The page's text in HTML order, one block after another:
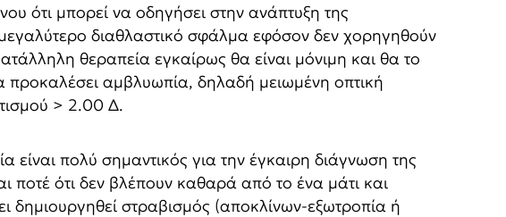
ότι μπορεί να οδηγήσει στην ανάπτυξη της
διαθλαστικό σφάλμα εφόσον δεν χορηγηθούν
θεραπεία εγκαίρως θα είναι μόνιμη και θα το
προκαλέσει αμβλυωπία, δηλαδή μειωμένη οπτική
> 2.00 Δ.
πολύ σημαντικός για την έγκαιρη διάγνωση της
ποτέ ότι δεν βλέπουν καθαρά από το ένα μάτι και
δημιουργηθεί στραβισμός (αποκλίνων-εξωτροπία ή